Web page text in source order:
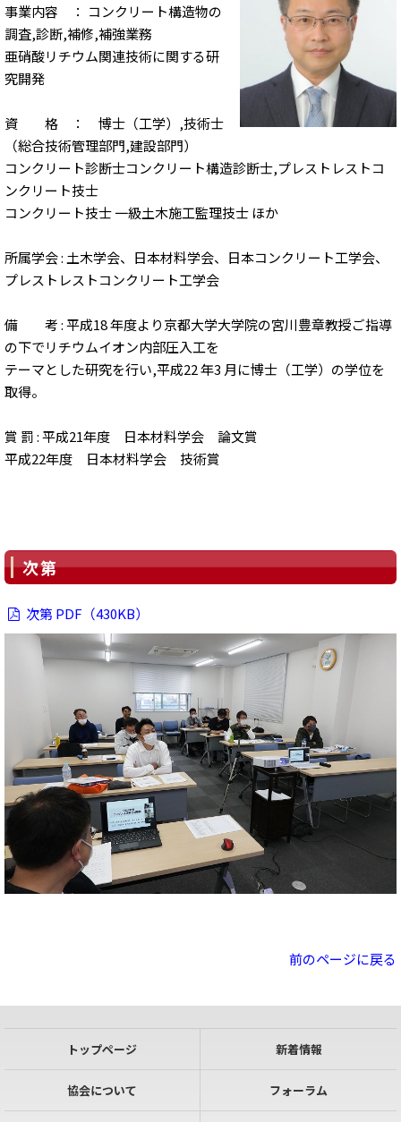
事業内容 ： コンクリート構造物の
調査,診断,補修,補強業務
亜硝酸リチウム関連技術に関する研
究開発
資 格 ： 博士（工学）,技術士
（総合技術管理部門,建設部門）
コンクリート診断士コンクリート構造診断士,プレストレストコ
ンクリート技士
コンクリート技士 一級土木施工監理技士 ほか
所属学会 : 土木学会、日本材料学会、日本コンクリート工学会、
プレストレストコンクリート工学会
備 考 : 平成18 年度より京都大学大学院の宮川豊章教授ご指導
の下でリチウムイオン内部圧入工を
テーマとした研究を行い,平成22 年3 月に博士（工学）の学位を
取得。
賞 罰 : 平成21年度 日本材料学会 論文賞
平成22年度 日本材料学会 技術賞
次第
次第 PDF（430KB）
前のページに戻る
トップページ 新着情報
協会について フォーラム